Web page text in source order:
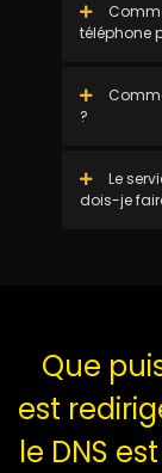
téléphone
?
Le
dois-je
Que
est
le DNS